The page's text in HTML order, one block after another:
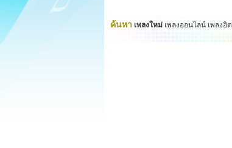
ค้นหา เพลงใหม่ เพลงออนไลน์ เพลงฮิต